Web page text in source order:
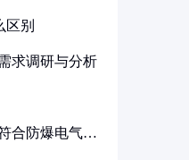
区别
求调研与分析
合防爆电气设